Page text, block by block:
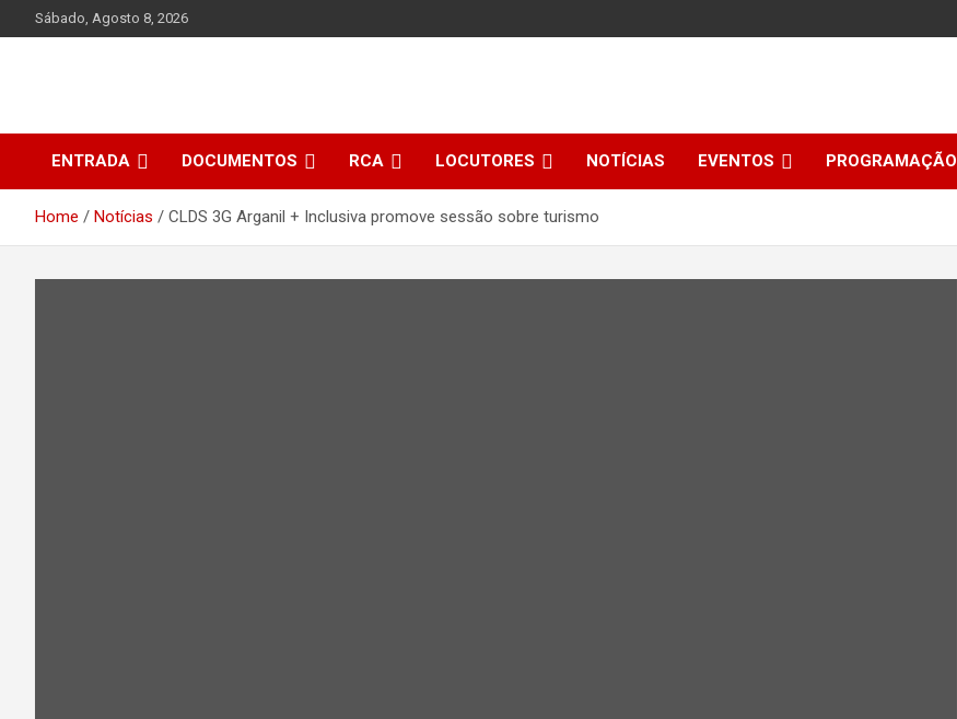
to
Sábado, Agosto 8, 2026
ENTRADA DOCUMENTOS RCA LOCUTORES NOTÍCIAS EVENTOS PROGRAMAÇÃO
Home Notícias CLDS 3G Arganil + Inclusiva promove sessão sobre turismo